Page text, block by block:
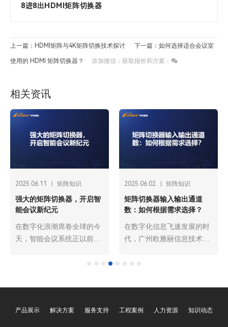
8进8出HDMI矩阵切换器
上一篇：HDMI矩阵与4K矩阵切换技术探讨 下一篇：如何选择适合会议室
使用的 HDMI 矩阵切换器？ 添加微信：获取报价和方案：
相关资讯
2025.06.11 矩阵知识
强大的矩阵切换器，开启智
能会议新纪元
在数字化浪潮席卷全球的今
天，智能会议系统正以前所
队的学术交流，再到远程医
畅、多元化的会议体验成为
2025.06.02 矩阵知识
矩阵切换器输入输出通道
数：如何根据需求选择？
在数字化信息飞速发展的时
代，广州欧雅丽信息技术有
MMD、32进32出FLX-
PLUS、72进72出FLX-
产品展示 解决方案 服务支持 工程案例 人力资源 知识动态